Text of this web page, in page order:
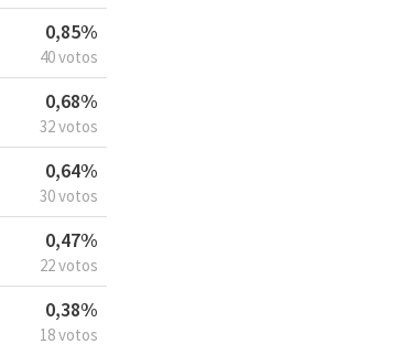
0,85%
40 votos
0,68%
32 votos
0,64%
30 votos
0,47%
22 votos
0,38%
18 votos